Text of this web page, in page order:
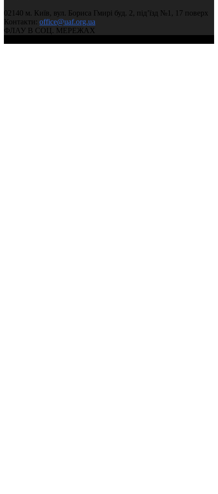
02140 м. Київ, вул. Бориса Гмирі буд. 2, під’їзд №1, 17 поверх
Контакти: office@uaf.org.ua
ФЛАУ В СОЦ. МЕРЕЖАХ